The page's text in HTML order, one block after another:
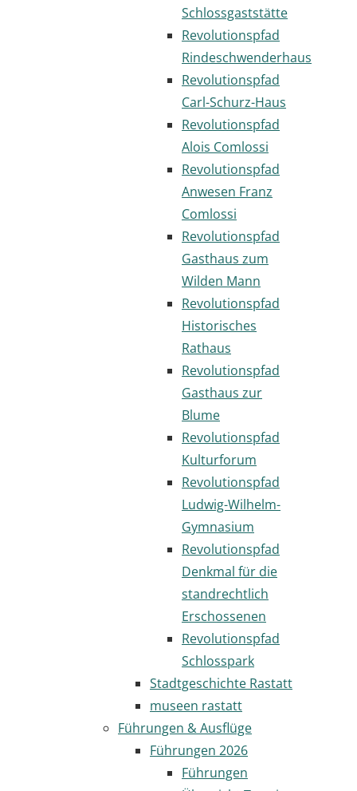
Schlossgaststätte
Revolutionspfad
Rindeschwenderhaus
Revolutionspfad
Carl-Schurz-Haus
Revolutionspfad
Alois Comlossi
Revolutionspfad
Anwesen Franz
Comlossi
Revolutionspfad
Gasthaus zum
Wilden Mann
Revolutionspfad
Historisches
Rathaus
Revolutionspfad
Gasthaus zur
Blume
Revolutionspfad
Kulturforum
Revolutionspfad
Ludwig-Wilhelm-
Gymnasium
Revolutionspfad
Denkmal für die
standrechtlich
Erschossenen
Revolutionspfad
Schlosspark
Stadtgeschichte Rastatt
museen rastatt
Führungen & Ausflüge
Führungen 2026
Führungen